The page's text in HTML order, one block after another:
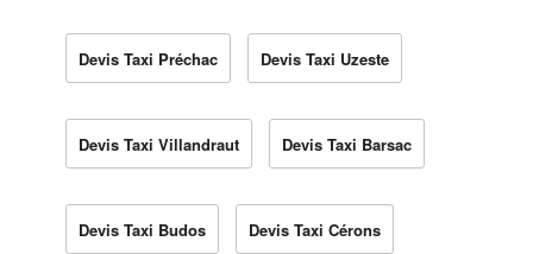
Devis Taxi Préchac Devis Taxi Uzeste
Devis Taxi Villandraut Devis Taxi Barsac
Devis Taxi Budos Devis Taxi Cérons